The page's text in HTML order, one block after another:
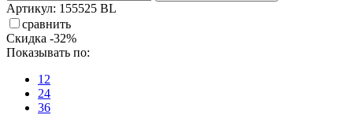
Артикул: 155525 BL
сравнить
Скидка -32%
Показывать по:
12
24
36